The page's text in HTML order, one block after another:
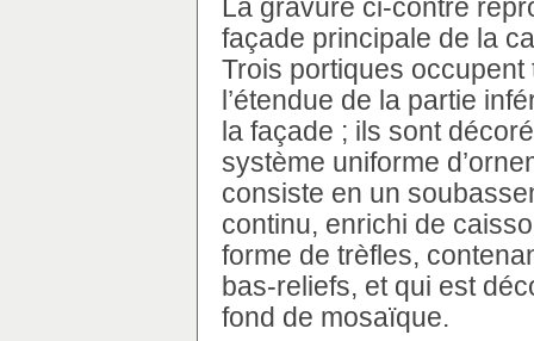
La gravure ci-contre
façade principale de la
Trois portiques occupent
l’étendue de la partie
la façade ; ils sont
système uniforme
consiste en un
continu, enrichi de
forme de trèfles,
bas-reliefs, et qui est
fond de mosaïque.